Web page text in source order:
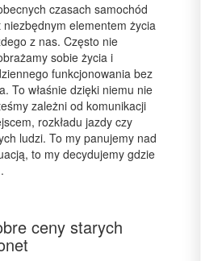
czasach samochód
niezbędnym elementem życia
z nas. Często nie
sobie życia i
funkcjonowania bez
To właśnie dzięki niemu nie
zależni od komunikacji
rozkładu jazdy czy
ludzi. To my panujemy nad
to my decydujemy gdzie
ceny starych